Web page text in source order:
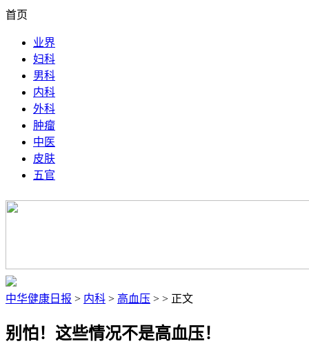
首页
业界
妇科
男科
内科
外科
肿瘤
中医
皮肤
五官
中华健康日报 > 内科 > 高血压 > > 正文
别怕！这些情况不是高血压！